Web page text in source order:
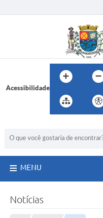
Acessibilidade
MENU
Notícias